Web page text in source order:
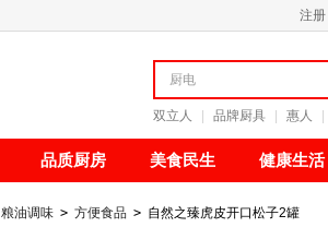
注册
双立人 品牌厨具 惠人
品质厨房 美食民生 健康生活
粮油调味 > 方便食品 > 自然之臻虎皮开口松子2罐